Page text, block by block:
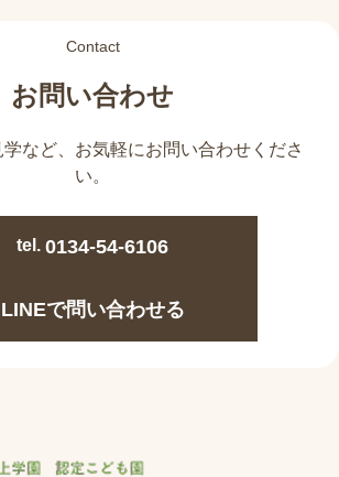
Contact
お問い合わせ
など、 お気軽にお問い合わせくださ
い。
tel. 0134-54-6106
LINEで問い合わせる